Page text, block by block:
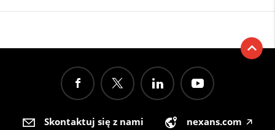
Skontaktuj się z nami nexans.com 🡥